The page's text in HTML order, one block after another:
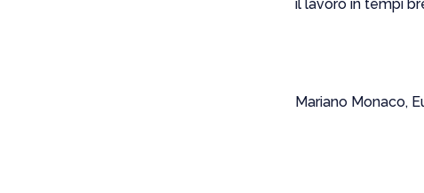
il lavoro in tempi
Mariano Monaco,